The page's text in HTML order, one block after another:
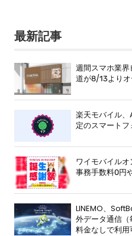
最新記事
週間スマホ業
道が8/13より
楽天モバイル
定のスマート
ワイモバイルオ
事務手数料0円
LINEMO、
外データ通信
料金なしで利用